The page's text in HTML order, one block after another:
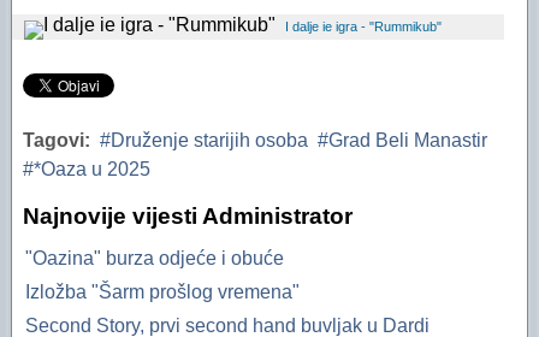
Financijski plan i Program rada Oaze za 2025
Izvještaj za 2006. godinu
Izvještaj za 2005. godinu
I dalje ie igra - "Rummikub"
Tagovi: Druženje starijih osoba
Grad Beli Manastir
*Oaza u 2025
Najnovije vijesti Administrator
"Oazina" burza odjeće i obuće
Izložba "Šarm prošlog vremena"
Second Story, prvi second hand buvljak u Dardi